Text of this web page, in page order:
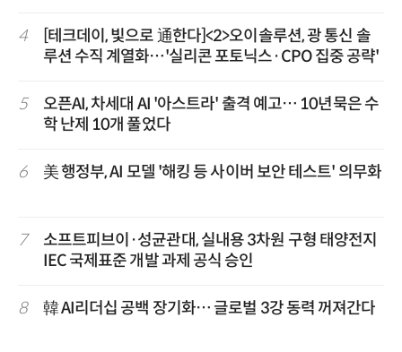
4
[테크데이, 빛으로 通한다]<2>오이솔루션, 광 통신 솔
루션 수직 계열화…'실리콘 포토닉스·CPO 집중 공략'
5
오픈AI, 차세대 AI '아스트라' 출격 예고… 10년묵은 수
학 난제 10개 풀었다
6 美 행정부, AI 모델 '해킹 등 사이버 보안 테스트' 의무화
7
소프트피브이·성균관대, 실내용 3차원 구형 태양전지
IEC 국제표준 개발 과제 공식 승인
8 韓 AI리더십 공백 장기화… 글로벌 3강 동력 꺼져간다